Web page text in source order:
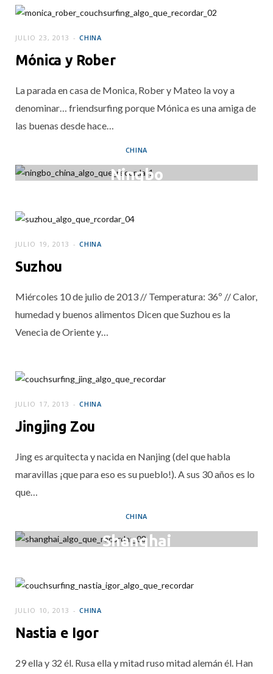
CHINA
JULIO 23, 2013
Mónica y Rober
La parada en casa de Monica, Rober y Mateo la voy a
denominar… friendsurfing porque Mónica es una amiga de
las buenas desde hace…
CHINA
Ningbo
CHINA
JULIO 19, 2013
Suzhou
Miércoles 10 de julio de 2013 // Temperatura: 36º // Calor,
humedad y buenos alimentos Dicen que Suzhou es la
Venecia de Oriente y…
CHINA
JULIO 17, 2013
Jingjing Zou
Jing es arquitecta y nacida en Nanjing (del que habla
maravillas ¡que para eso es su pueblo!). A sus 30 años es lo
que…
CHINA
Shanghai
CHINA
JULIO 10, 2013
Nastia e Igor
29 ella y 32 él. Rusa ella y mitad ruso mitad alemán él. Han